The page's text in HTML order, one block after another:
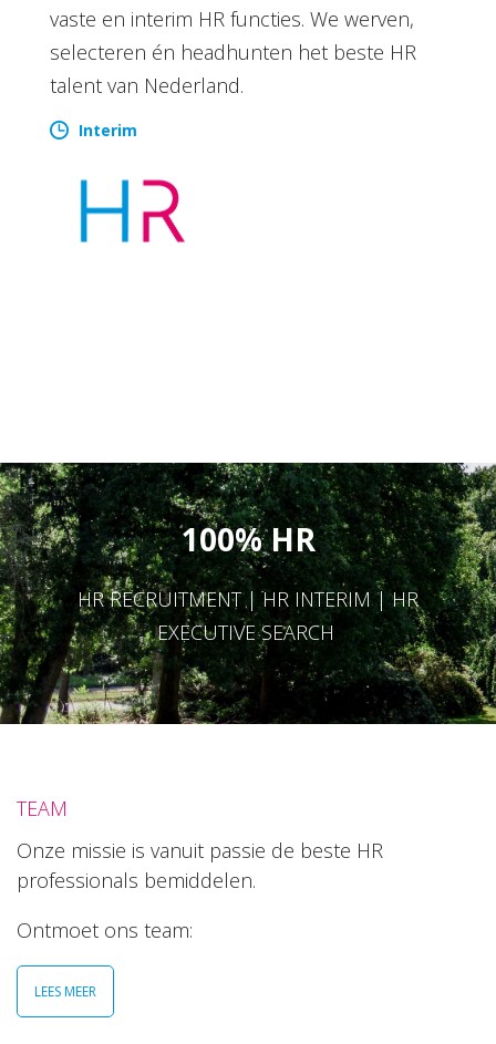
vaste en interim HR functies. We werven,
selecteren én headhunten het beste HR
talent van Nederland.
Interim
100% HR
HR RECRUITMENT | HR INTERIM | HR
EXECUTIVE SEARCH
TEAM
Onze missie is vanuit passie de beste HR
professionals bemiddelen.
Ontmoet ons team:
LEES MEER